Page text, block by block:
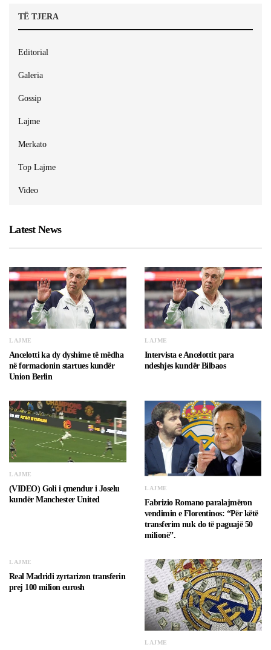
TË TJERA
Editorial
Galeria
Gossip
Lajme
Merkato
Top Lajme
Video
Latest News
LAJME
Ancelotti ka dy dyshime të mëdha
në formacionin startues kundër
Union Berlin
LAJME
Intervista e Ancelottit para
ndeshjes kundër Bilbaos
LAJME
(VIDEO) Goli i çmendur i Joselu
kundër Manchester United
LAJME
Fabrizio Romano paralajmëron
vendimin e Florentinos: “Për këtë
transferim nuk do të paguajë 50
milionë”.
LAJME
Real Madridi zyrtarizon transferin
prej 100 milion eurosh
LAJME